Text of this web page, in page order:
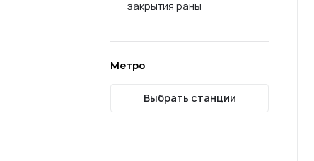
закрытия раны
Метро
Выбрать станции